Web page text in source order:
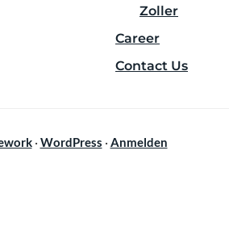
Zoller
Career
Contact Us
· WordPress · Anmelden